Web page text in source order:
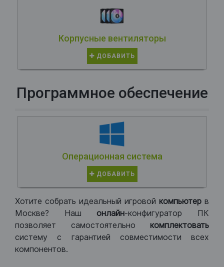
Корпусные вентиляторы
ДОБАВИТЬ
Программное обеспечение
Операционная система
ДОБАВИТЬ
Хотите собрать идеальный игровой компьютер в
Москве? Нашонлайн-конфигуратор ПК
позволяет самостоятельно комплектовать
систему с гарантией совместимости всех
компонентов.